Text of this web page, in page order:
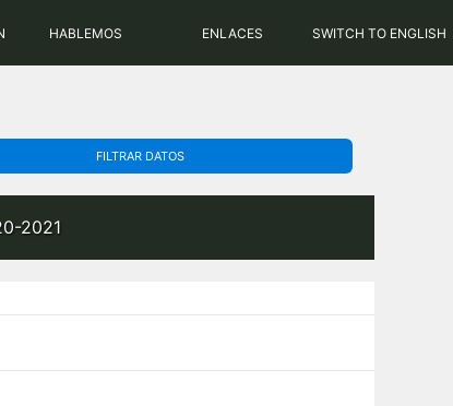
HABLEMOS ENLACES SWITCH TO ENGLISH
FILTRAR DATOS
2021